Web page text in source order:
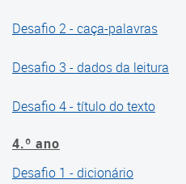
Prova Curitiba
Arte
Desafio 2 - caça-palavras
Desafio 3 - dados da leitura
Desafio 4 - título do texto
4.º ano
Desafio 1 - dicionário